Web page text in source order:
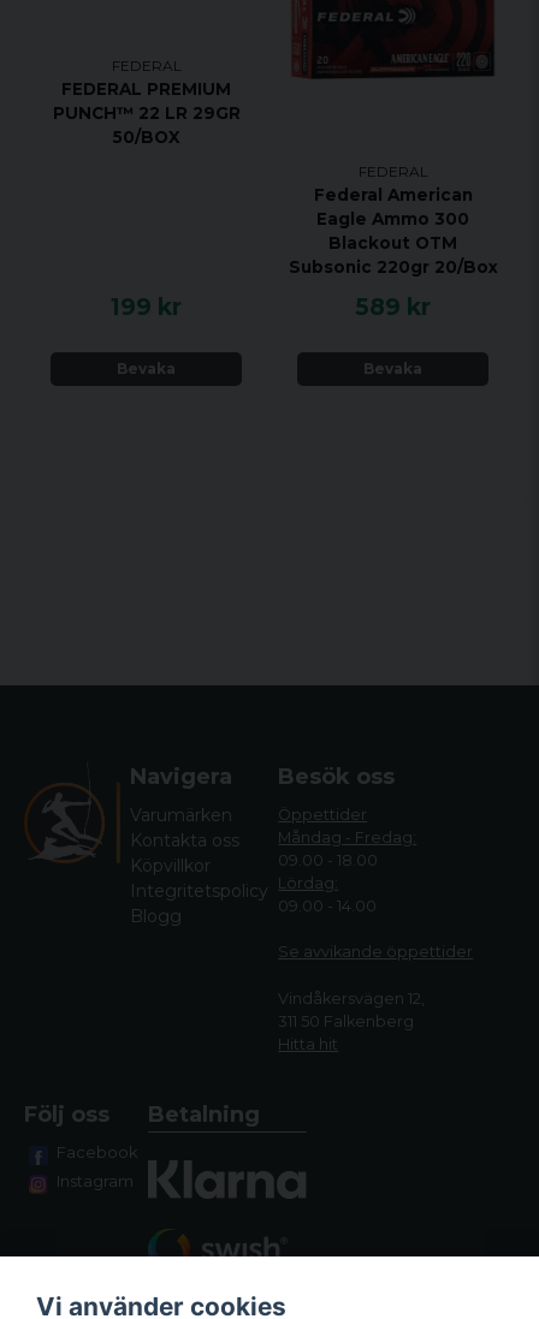
FEDERAL
FEDERAL PREMIUM
PUNCH™ 22 LR 29GR
50/BOX
199 kr
Bevaka
FEDERAL
Federal American
Eagle Ammo 300
Blackout OTM
Subsonic 220gr 20/Box
589 kr
Bevaka
Navigera
Varumärken
Kontakta oss
Köpvillkor
Integritetspolicy
Blogg
Besök oss
Öppettider
Måndag - Fredag:
09.00 - 18.00
Lördag:
09.00 - 14.00
Se avvikande öppettider
Vindåkersvägen 12,
311 50 Falkenberg
Hitta hit
Följ oss
Facebook
Instagram
Betalning
Vi använder cookies